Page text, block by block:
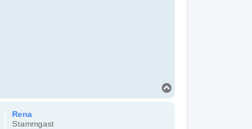
Rena
Stammgast